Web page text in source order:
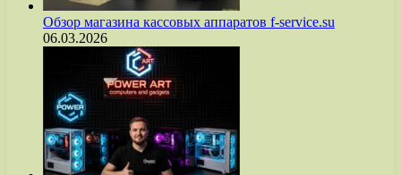
Обзор магазина кассовых аппаратов f-service.su
06.03.2026